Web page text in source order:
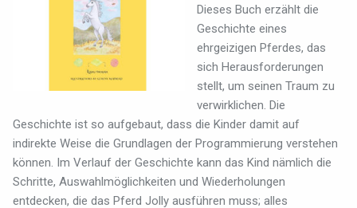
Dieses Buch erzählt die
Geschichte eines
ehrgeizigen Pferdes, das
sich Herausforderungen
stellt, um seinen Traum zu
verwirklichen. Die
Geschichte ist so aufgebaut, dass die Kinder damit auf
indirekte Weise die Grundlagen der Programmierung verstehen
können. Im Verlauf der Geschichte kann das Kind nämlich die
Schritte, Auswahlmöglichkeiten und Wiederholungen
entdecken, die das Pferd Jolly ausführen muss; alles